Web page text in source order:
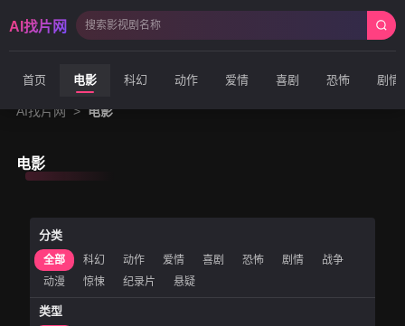
AI找片网
首页 电影 科幻 动作 爱情 喜剧 恐怖 剧情
AI找片网 > 电影
电影
分类
全部 科幻 动作 爱情 喜剧 恐怖 剧情
战争
动漫
惊悚 纪录片 悬疑
类型